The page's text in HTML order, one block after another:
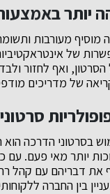
יותר
מעורבות
של
ואף לחזור
של מדריכים
בסרטוני הדרכה
יותר מאי פעם. עם
את דבריהם עם קהל
בין החברה